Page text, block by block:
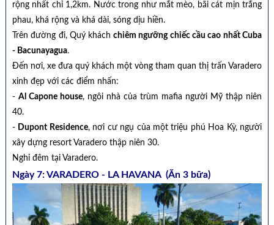
rộng nhất chỉ 1,2km. Nước trong như mắt mèo, bãi cát mịn trắng
phau, khá rộng và khá dài, sóng dịu hiền.
Trên đường đi, Quý khách chiêm ngưỡng chiếc cầu cao nhất Cuba
- Bacunayagua.
Đến nơi, xe đưa quý khách một vòng tham quan thị trấn Varadero
xinh đẹp với các điểm nhấn:
- Al Capone house, ngôi nhà của trùm mafia người Mỹ thập niên
40.
- Dupont Residence, nơi cư ngụ của một triệu phú Hoa Kỳ, người
xây dựng resort Varadero thập niên 30.
Nghỉ đêm tại Varadero.
Ngày 7: VARADERO - LA HAVANA (Ăn 3 bữa)